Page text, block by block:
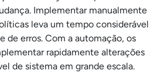
Implementar manualmente
leva um tempo considerável
de erros. Com a automação, os
rapidamente alterações
de sistema em grande escala.